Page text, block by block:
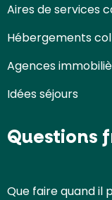
Aires de services
Hébergements
Agences
Idées séjours
Questions
Que faire quand il